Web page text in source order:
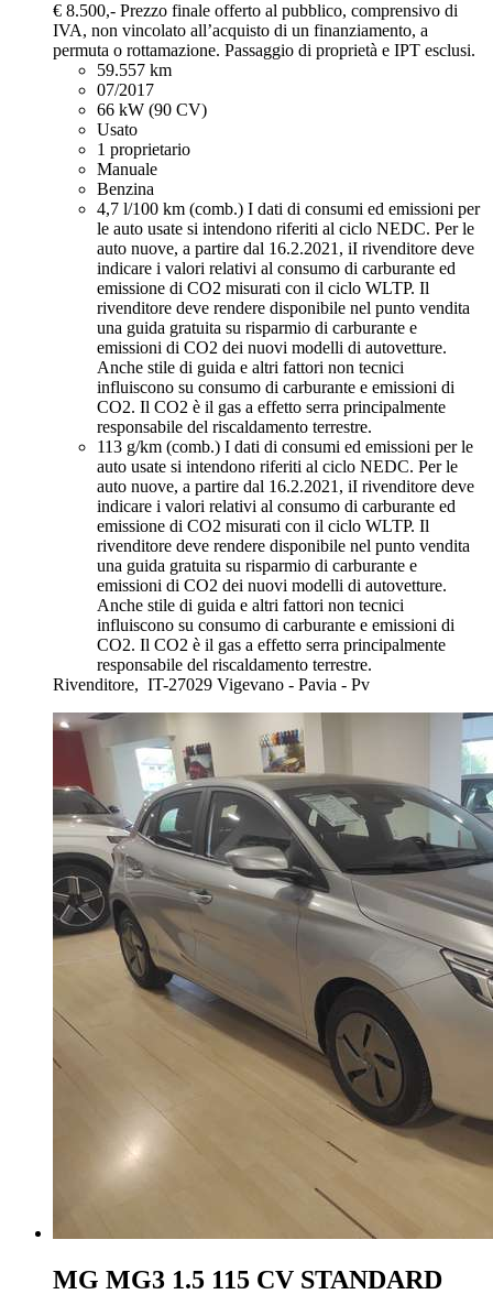
€ 8.500,- Prezzo finale offerto al pubblico, comprensivo di
IVA, non vincolato all’acquisto di un finanziamento, a
permuta o rottamazione. Passaggio di proprietà e IPT esclusi.
59.557 km
07/2017
66 kW (90 CV)
Usato
1 proprietario
Manuale
Benzina
4,7 l/100 km (comb.) I dati di consumi ed emissioni per
le auto usate si intendono riferiti al ciclo NEDC. Per le
auto nuove, a partire dal 16.2.2021, iI rivenditore deve
indicare i valori relativi al consumo di carburante ed
emissione di CO2 misurati con il ciclo WLTP. Il
rivenditore deve rendere disponibile nel punto vendita
una guida gratuita su risparmio di carburante e
emissioni di CO2 dei nuovi modelli di autovetture.
Anche stile di guida e altri fattori non tecnici
influiscono su consumo di carburante e emissioni di
CO2. Il CO2 è il gas a effetto serra principalmente
responsabile del riscaldamento terrestre.
113 g/km (comb.) I dati di consumi ed emissioni per le
auto usate si intendono riferiti al ciclo NEDC. Per le
auto nuove, a partire dal 16.2.2021, iI rivenditore deve
indicare i valori relativi al consumo di carburante ed
emissione di CO2 misurati con il ciclo WLTP. Il
rivenditore deve rendere disponibile nel punto vendita
una guida gratuita su risparmio di carburante e
emissioni di CO2 dei nuovi modelli di autovetture.
Anche stile di guida e altri fattori non tecnici
influiscono su consumo di carburante e emissioni di
CO2. Il CO2 è il gas a effetto serra principalmente
responsabile del riscaldamento terrestre.
Rivenditore, IT-27029 Vigevano - Pavia - Pv
MG MG3 1.5 115 CV STANDARD